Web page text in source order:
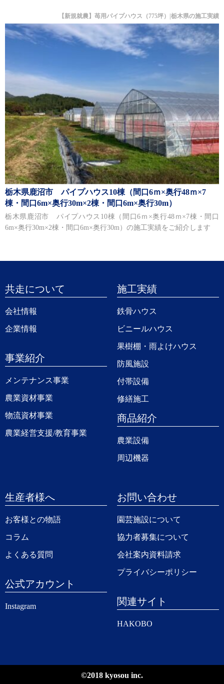
【新規就農】苺用パイプハウス（775坪）|栃木県の施工実績
栃木県鹿沼市 パイプハウス10棟（間口6ｍ×奥行48ｍ×7
棟・間口6m×奥行30m×2棟・間口6m×奥行30m）
栃木県鹿沼市 パイプハウス10棟（間口6ｍ×奥行48ｍ×7棟・間口
6m×奥行30m×2棟・間口6m×奥行30m）の施工実績をご紹介します
共走について
会社情報
企業情報
事業紹介
メンテナンス事業
農業資材事業
物流資材事業
農業経営支援/教育事業
施工実績
鉄骨ハウス
ビニールハウス
果樹棚・雨よけハウス
防風施設
付帯設備
修繕施工
商品紹介
農業設備
周辺機器
生産者様へ
お客様との物語
コラム
よくある質問
公式アカウント
Instagram
お問い合わせ
園芸施設について
協力者募集について
会社案内資料請求
プライバシーポリシー
関連サイト
HAKOBO
©2018 kyosou inc.